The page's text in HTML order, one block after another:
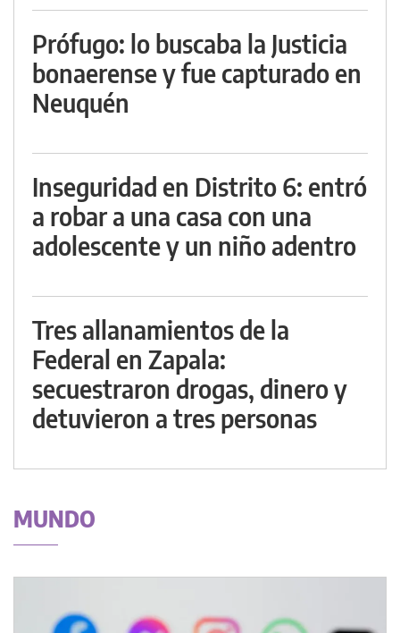
Prófugo: lo buscaba la Justicia
bonaerense y fue capturado en
Neuquén
Inseguridad en Distrito 6: entró
a robar a una casa con una
adolescente y un niño adentro
Tres allanamientos de la
Federal en Zapala:
secuestraron drogas, dinero y
detuvieron a tres personas
MUNDO